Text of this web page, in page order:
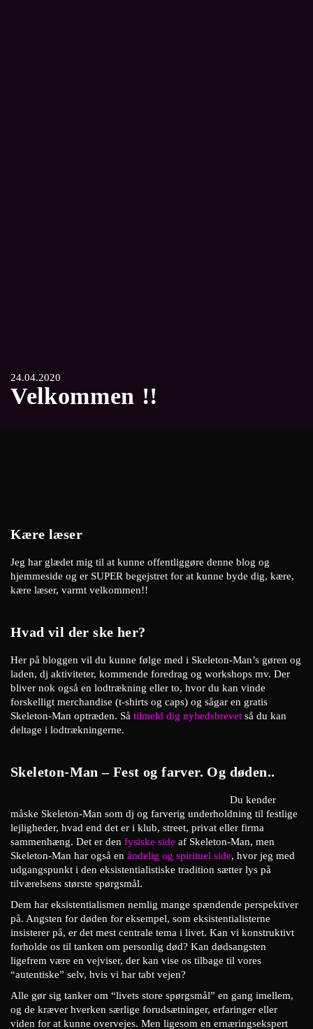
24.04.2020
Velkommen !!
Kære læser
Jeg har glædet mig til at kunne offentliggøre denne blog og
hjemmeside og er SUPER begejstret for at kunne byde dig, kære,
kære læser, varmt velkommen!!
Hvad vil der ske her?
Her på bloggen vil du kunne følge med i Skeleton-Man’s gøren og
laden, dj aktiviteter, kommende foredrag og workshops mv. Der
bliver nok også en lodtrækning eller to, hvor du kan vinde
forskelligt merchandise (t-shirts og caps) og sågar en gratis
Skeleton-Man optræden. Så tilmeld dig nyhedsbrevet så du kan
deltage i lodtrækningerne.
Skeleton-Man – Fest og farver. Og døden..
Du kender
måske Skeleton-Man som dj og farverig underholdning til festlige
lejligheder, hvad end det er i klub, street, privat eller firma
sammenhæng. Det er den fysiske side af Skeleton-Man, men
Skeleton-Man har også en åndelig og spirituel side, hvor jeg med
udgangspunkt i den eksistentialistiske tradition sætter lys på
tilværelsens største spørgsmål.
Dem har eksistentialismen nemlig mange spændende perspektiver
på. Angsten for døden for eksempel, som eksistentialisterne
insisterer på, er det mest centrale tema i livet. Kan vi konstruktivt
forholde os til tanken om personlig død? Kan dødsangsten
ligefrem være en vejviser, der kan vise os tilbage til vores
“autentiske” selv, hvis vi har tabt vejen?
Alle gør sig tanker om “livets store spørgsmål” en gang imellem,
og de kræver hverken særlige forudsætninger, erfaringer eller
viden for at kunne overvejes. Men ligesom en ernæringsekspert